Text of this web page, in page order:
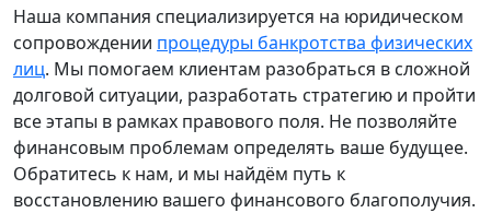
Наша компания специализируется на юридическом
сопровождении процедуры банкротства физических
лиц. Мы помогаем клиентам разобраться в сложной
долговой ситуации, разработать стратегию и пройти
все этапы в рамках правового поля. Не позволяйте
финансовым проблемам определять ваше будущее.
Обратитесь к нам, и мы найдём путь к
восстановлению вашего финансового благополучия.